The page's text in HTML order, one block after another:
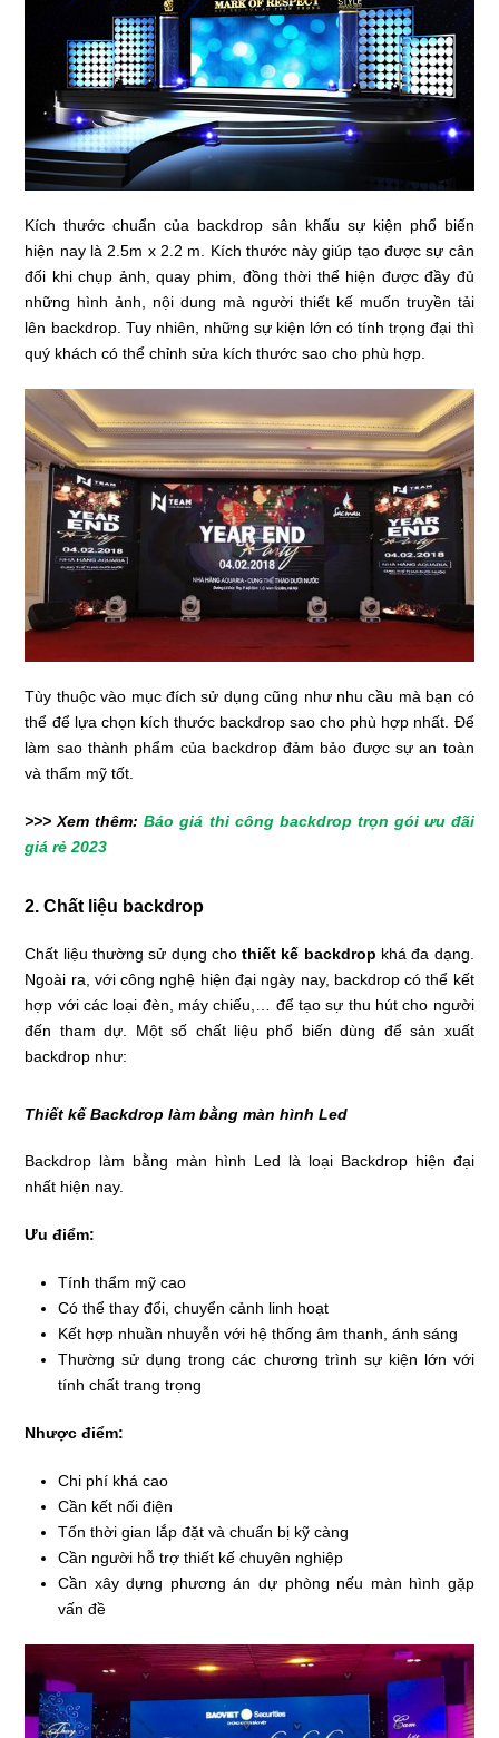
Kích thước chuẩn của backdrop sân khấu sự kiện phổ biến
hiện nay là 2.5m x 2.2 m. Kích thước này giúp tạo được sự cân
đối khi chụp ảnh, quay phim, đồng thời thể hiện được đầy đủ
những hình ảnh, nội dung mà người thiết kế muốn truyền tải
lên backdrop. Tuy nhiên, những sự kiện lớn có tính trọng đại thì
quý khách có thể chỉnh sửa kích thước sao cho phù hợp.
Tùy thuộc vào mục đích sử dụng cũng như nhu cầu mà bạn có
thể để lựa chọn kích thước backdrop sao cho phù hợp nhất. Để
làm sao thành phẩm của backdrop đảm bảo được sự an toàn
và thẩm mỹ tốt.
>>> Xem thêm:Báo giá thi công backdrop trọn gói ưu đãi
giá rẻ 2023
2. Chất liệu backdrop
Chất liệu thường sử dụng chothiết kế backdrop khá đa dạng.
Ngoài ra, với công nghệ hiện đại ngày nay, backdrop có thể kết
hợp với các loại đèn, máy chiếu,… để tạo sự thu hút cho người
đến tham dự. Một số chất liệu phổ biến dùng để sản xuất
backdrop như:
Thiết kế Backdrop làm bằng màn hình Led
Backdrop làm bằng màn hình Led là loại Backdrop hiện đại
nhất hiện nay.
Ưu điểm:
Tính thẩm mỹ cao
Có thể thay đổi, chuyển cảnh linh hoạt
Kết hợp nhuần nhuyễn với hệ thống âm thanh, ánh sáng
Thường sử dụng trong các chương trình sự kiện lớn với
tính chất trang trọng
Nhược điểm:
Chi phí khá cao
Cần kết nối điện
Tốn thời gian lắp đặt và chuẩn bị kỹ càng
Cần người hỗ trợ thiết kế chuyên nghiệp
Cần xây dựng phương án dự phòng nếu màn hình gặp
vấn đề